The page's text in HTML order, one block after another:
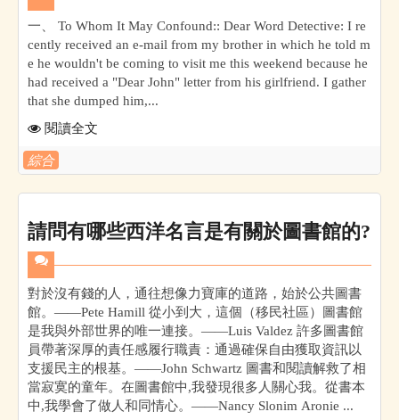
一、 To Whom It May Confound:: Dear Word Detective: I re
cently received an e-mail from my brother in which he told m
e he wouldn't be coming to visit me this weekend because he
had received a "Dear John" letter from his girlfriend. I gather
that she dumped him,...
閱讀全文
綜合
請問有哪些西洋名言是有關於圖書館的?
對於沒有錢的人，通往想像力寶庫的道路，始於公共圖書
館。——Pete Hamill 從小到大，這個（移民社區）圖書館
是我與外部世界的唯一連接。——Luis Valdez 許多圖書館
員帶著深厚的責任感履行職責：通過確保自由獲取資訊以
支援民主的根基。——John Schwartz 圖書和閱讀解救了相
當寂寞的童年。在圖書館中,我發現很多人關心我。從書本
中,我學會了做人和同情心。——Nancy Slonim Aronie ...